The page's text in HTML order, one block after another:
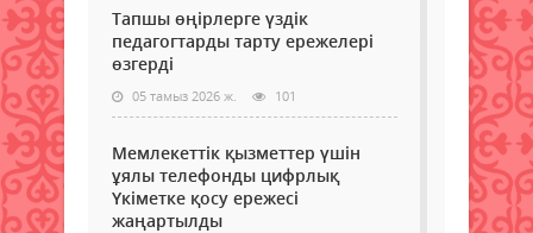
Тапшы өңірлерге үздік
педагогтарды тарту ережелері
өзгерді
05 тамыз 2026 ж. 101
Мемлекеттік қызметтер үшін
ұялы телефонды цифрлық
Үкіметке қосу ережесі
жаңартылды